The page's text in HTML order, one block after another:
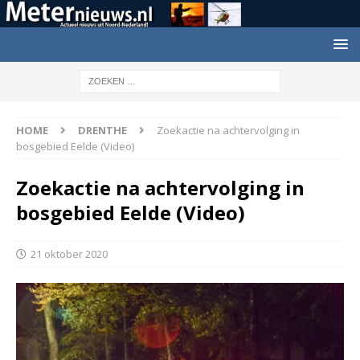
HOME DRENTHE
Zoekactie na achtervolging in
bosgebied Eelde (Video)
Zoekactie na achtervolging in
bosgebied Eelde (Video)
21 oktober 2020